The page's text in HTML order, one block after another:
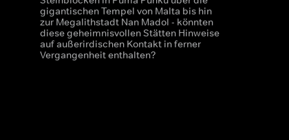
gigantischen Tempel von Malta bis hin
zur Megalithstadt Nan Madol - könnten
diese geheimnisvollen Stätten Hinweise
auf außerirdischen Kontakt in ferner
Vergangenheit enthalten?